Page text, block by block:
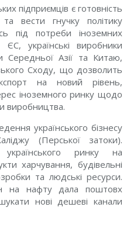
підприємців є готовність
та вести гнучку політику
під потреби іноземних
українські виробники
Азії та Китаю,
Сходу, що дозволить
на новий рівень,
іноземного ринку щодо
виробництва.
українського бізнесу
(Перської затоки).
ринку на
харчування, будівельні
та людські ресурси.
на нафту дала поштовх
нові дешеві канали